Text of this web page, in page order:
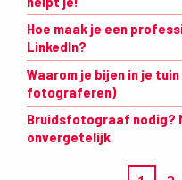
Hoe maak je een
LinkedIn?
Waarom je bijen in je
fotograferen)
Bruidsfotograaf nodig?
onvergetelijk